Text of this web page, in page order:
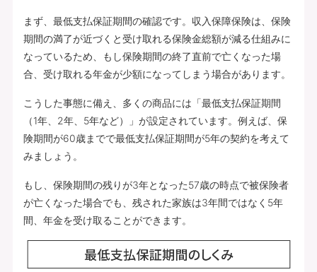
まず、最低支払保証期間の確認です。収入保障保険は、保険
期間の満了が近づくと受け取れる保険金総額が減る仕組みに
なっているため、もし保険期間の終了直前で亡くなった場
合、受け取れる年金が少額になってしまう場合があります。
こうした事態に備え、多くの商品には「最低支払保証期間
（1年、2年、5年など）」が設定されています。例えば、保
険期間が60歳までで最低支払保証期間が5年の契約を考えて
みましょう。
もし、保険期間の残りが3年となった57歳の時点で被保険者
が亡くなった場合でも、残された家族は3年間ではなく5年
間、年金を受け取ることができます。